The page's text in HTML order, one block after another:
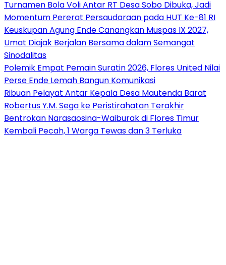
Turnamen Bola Voli Antar RT Desa Sobo Dibuka, Jadi
Momentum Pererat Persaudaraan pada HUT Ke-81 RI
Keuskupan Agung Ende Canangkan Muspas IX 2027,
Umat Diajak Berjalan Bersama dalam Semangat
Sinodalitas
Polemik Empat Pemain Suratin 2026, Flores United Nilai
Perse Ende Lemah Bangun Komunikasi
Ribuan Pelayat Antar Kepala Desa Mautenda Barat
Robertus Y.M. Sega ke Peristirahatan Terakhir
Bentrokan Narasaosina-Waiburak di Flores Timur
Kembali Pecah, 1 Warga Tewas dan 3 Terluka